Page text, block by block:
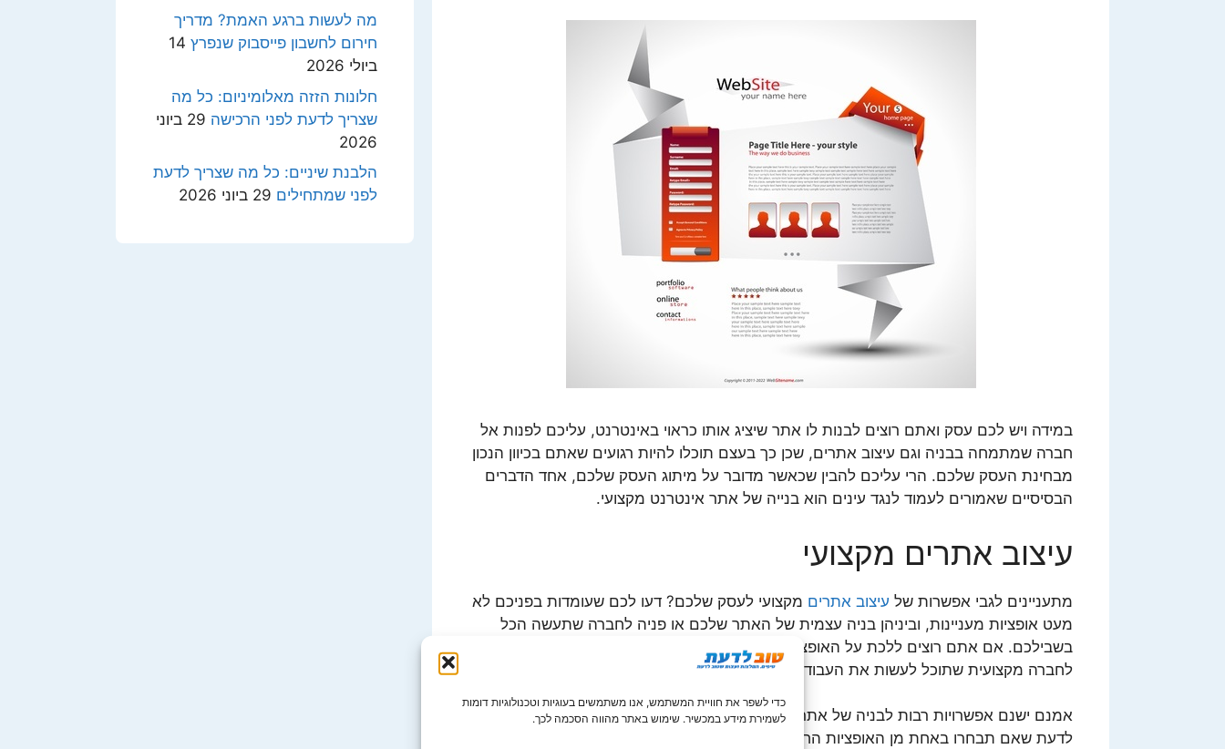
כדי לשפר את חוויית המשתמש, אנו משתמשים בעוגיות וטכנולוגיות דומות
לשמירת מידע במכשיר. שימוש באתר מהווה הסכמה לכך.
במידה ויש לכם עסק ואתם רוצים לבנות לו אתר שיציג אותו כראוי באינטרנט, עליכם לפנות אל
חברה שמתמחה בבניה וגם עיצוב אתרים, שכן כך בעצם תוכלו להיות רגועים שאתם בכיוון הנכון
מבחינת העסק שלכם. הרי עליכם להבין שכאשר מדובר על מיתוג העסק שלכם, אחד הדברים
הבסיסיים שאמורים לעמוד לנגד עינים הוא בנייה של אתר אינטרנט מקצועי.
עיצוב אתרים מקצועי
מתעניינים לגבי אפשרות של עיצוב אתרים מקצועי לעסק שלכם? דעו לכם שעומדות בפניכם לא
מעט אופציות מעניינות, וביניהן בניה עצמית של האתר שלכם או פניה לחברה שתעשה הכל
בשבילכם. אם אתם רוצים ללכת על האופציה המקצועית ביותר, אנו ממליצים לכם בחום ללכת
לחברה מקצועית שתוכל לעשות את העבודה בשבילכם בסופו של דבר.
אמנם ישנם אפשרויות רבות לבניה של אתרים באופן חינמי וללא ידע מעמיק בתחום, אך כדאי
לדעת שאם תבחרו באחת מן האופציות החינמיות הללו האתר שלכם עלול להיתפס כלא מקצועי
מה לעשות ברגע האמת? מדריך
חירום לחשבון פייסבוק שנפרץ 14
ביולי 2026
חלונות הזזה מאלומיניום: כל מה
שצריך לדעת לפני הרכישה
29 ביוני
2026
הלבנת שיניים: כל מה שצריך לדעת
לפני שמתחילים 29 ביוני 2026